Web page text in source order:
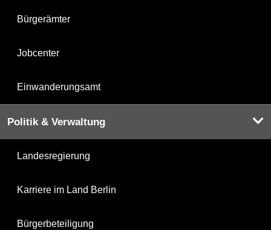
Bürgerämter
Jobcenter
Einwanderungsamt
Politik & Verwaltung
Landesregierung
Karriere im Land Berlin
Bürgerbeteiligung